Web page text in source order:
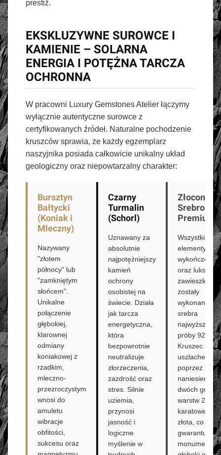
prestiż.
EKSKLUZYWNE SUROWCE I
KAMIENIE – SOLARNA
ENERGIA I POTĘŻNA TARCZA
OCHRONNA
W pracowni Luxury Gemstones Atelier łączymy
wyłącznie autentyczne surowce z
certyfikowanych źródeł. Naturalne pochodzenie
kruszców sprawia, że każdy egzemplarz
naszyjnika posiada całkowicie unikalny układ
geologiczny oraz niepowtarzalny charakter:
Bursztyn
Bałtycki
(Koniak i
Mleczny)
Nazywany
"złotem
północy" lub
"zamkniętym
słońcem".
Unikalne
połączenie
głębokiej,
klarownej
odmiany
koniakowej z
rzadkim,
mleczno-
przezroczystym
wnosi do
amuletu
wibracje
obfitości,
sukcesu oraz
Czarny
Turmalin
(Schorl)
Uznawany za
absolutnie
najpotężniejszy
kamień
ochrony
osobistej na
świecie. Działa
jak tarcza
energetyczna,
która
bezpowrotnie
neutralizuje
złorzeczenia,
zazdrość oraz
stres. Silnie
uziemia,
przynosi
jasność i
logiczne
myślenie w
Złocone
Srebro 925
Premium
Wszystkie
elementy
oraz
zawieszka
zostały
wykonane ze
srebra
najwyższej
próby 925.
Kruszec
poprzez
naniesienie
dwóch
warstw 24-
karatowego
złota, co
gwarantuje